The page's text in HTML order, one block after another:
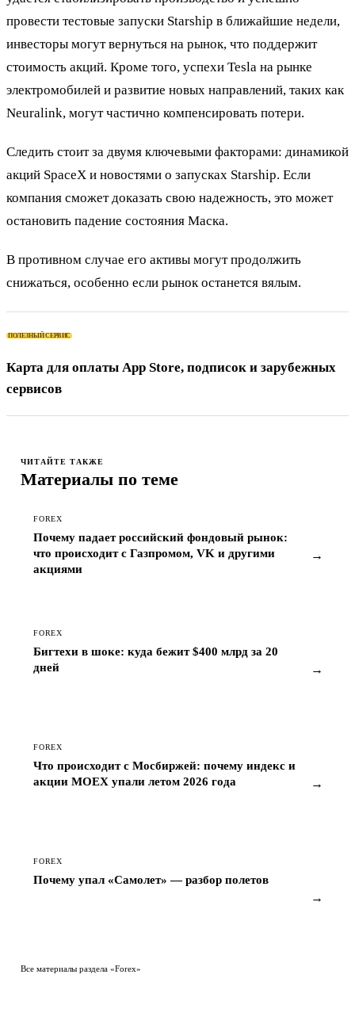
провести тестовые запуски Starship в ближайшие недели,
инвесторы могут вернуться на рынок, что поддержит
стоимость акций. Кроме того, успехи Tesla на рынке
электромобилей и развитие новых направлений, таких как
Neuralink, могут частично компенсировать потери.
Следить стоит за двумя ключевыми факторами: динамикой
акций SpaceX и новостями о запусках Starship. Если
компания сможет доказать свою надежность, это может
остановить падение состояния Маска.
В противном случае его активы могут продолжить
снижаться, особенно если рынок останется вялым.
ПОЛЕЗНЫЙ СЕРВИС
Карта для оплаты App Store, подписок и зарубежных
сервисов
ЧИТАЙТЕ ТАКЖЕ
Материалы по теме
FOREX
Почему падает российский фондовый рынок:
что происходит с Газпромом, VK и другими
акциями
→
FOREX
Бигтехи в шоке: куда бежит $400 млрд за 20
дней
→
FOREX
Что происходит с Мосбиржей: почему индекс и
акции MOEX упали летом 2026 года
→
FOREX
Почему упал «Самолет» — разбор полетов
→
Все материалы раздела «Forex»